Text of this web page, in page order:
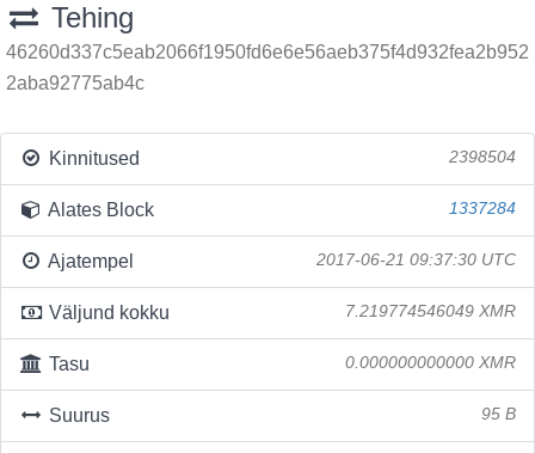
Tehing
46260d337c5eab2066f1950fd6e6e56aeb375f4d932fea2b952
2aba92775ab4c
Kinnitused 2398504
Alates Block 1337284
Ajatempel 2017-06-21 09:37:30 UTC
Väljund kokku 7.219774546049 XMR
Tasu 0.000000000000 XMR
Suurus 95 B